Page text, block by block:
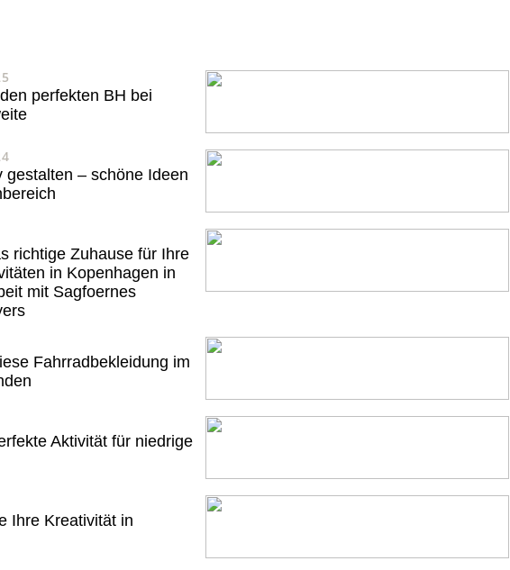
perfekten BH bei
gestalten – schöne Ideen
richtige Zuhause für Ihre
in Kopenhagen in
mit Sagfoernes
Fahrradbekleidung im
Aktivität für niedrige
Ihre Kreativität in